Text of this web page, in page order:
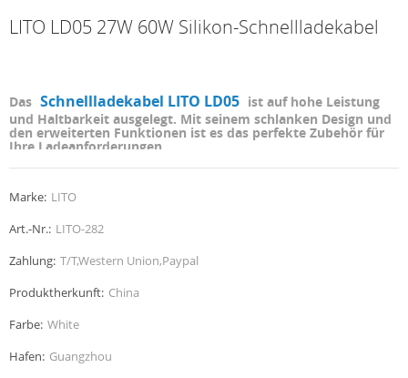
LITO LD05 27W 60W Silikon-Schnellladekabel
Das Schnellladekabel LITO LD05 ist auf hohe Leistung
und Haltbarkeit ausgelegt. Mit seinem schlanken Design und
den erweiterten Funktionen ist es das perfekte Zubehör für
Ihre Ladeanforderungen.
Marke: LITO
Art.-Nr.: LITO-282
Zahlung: T/T,Western Union,Paypal
Produktherkunft: China
Farbe: White
Hafen: Guangzhou